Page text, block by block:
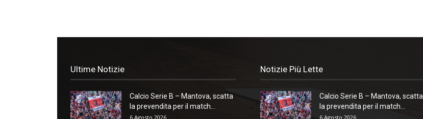
Ultime Notizie
Calcio Serie B – Mantova, scatta
la prevendita per il match...
6 Agosto 2026
Notizie Più Lette
Calcio Serie B – Mantova, scatta
la prevendita per il match...
6 Agosto 2026